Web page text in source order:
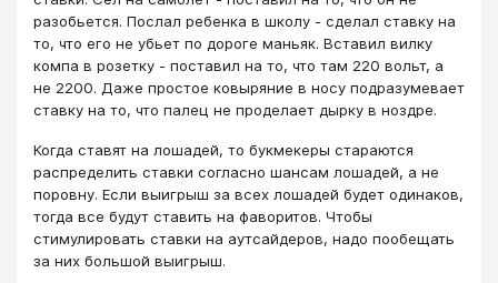
разобьется. Послал ребенка в школу - сделал ставку на
то, что его не убьет по дороге маньяк. Вставил вилку
компа в розетку - поставил на то, что там 220 вольт, а
не 2200. Даже простое ковыряние в носу подразумевает
ставку на то, что палец не проделает дырку в ноздре.
Когда ставят на лошадей, то букмекеры стараются
распределить ставки согласно шансам лошадей, а не
поровну. Если выигрыш за всех лошадей будет одинаков,
тогда все будут ставить на фаворитов. Чтобы
стимулировать ставки на аутсайдеров, надо пообещать
за них большой выигрыш.